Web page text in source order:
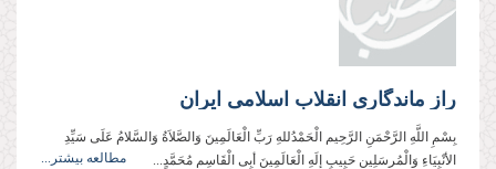
راز ماندگاری انقلاب اسلامی ایران
بِسْمِ اللَّهِ الرَّحْمَنِ الرَّحِيم الْحَمْدُللهِ رَبِّ الْعَالَمِینَ وَالصَّلاَةُ وَالسَّلامُ عَلَی سَیِّدِ
الأنْبِیَاءِ وَالْمُرسَلِین حَبِیبِ إلَهِ الْعَالَمِینَ أبِی الْقَاسِمِ مُحَمَّدٍ...
مطالعه بیشتر...